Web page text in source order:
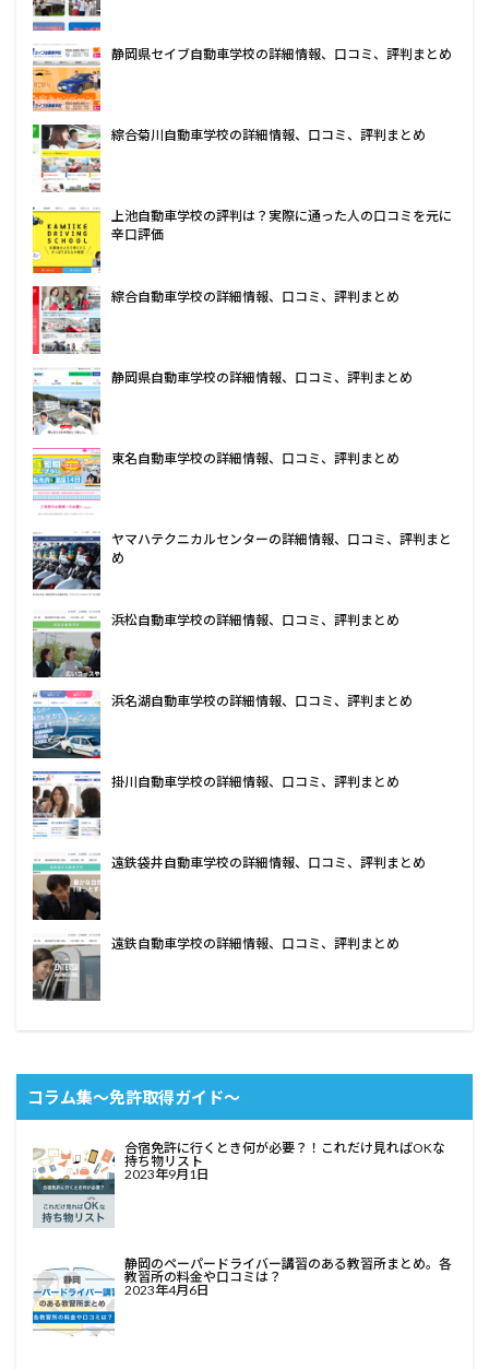
静岡県セイブ自動車学校の詳細情報、口コミ、評判まとめ
綜合菊川自動車学校の詳細情報、口コミ、評判まとめ
上池自動車学校の評判は？実際に通った人の口コミを元に
辛口評価
綜合自動車学校の詳細情報、口コミ、評判まとめ
静岡県自動車学校の詳細情報、口コミ、評判まとめ
東名自動車学校の詳細情報、口コミ、評判まとめ
ヤマハテクニカルセンターの詳細情報、口コミ、評判まと
め
浜松自動車学校の詳細情報、口コミ、評判まとめ
浜名湖自動車学校の詳細情報、口コミ、評判まとめ
掛川自動車学校の詳細情報、口コミ、評判まとめ
遠鉄袋井自動車学校の詳細情報、口コミ、評判まとめ
遠鉄自動車学校の詳細情報、口コミ、評判まとめ
コラム集〜免許取得ガイド〜
合宿免許に行くとき何が必要？！これだけ見ればOKな
持ち物リスト
2023年9月1日
静岡のペーパードライバー講習のある教習所まとめ。各
教習所の料金や口コミは？
2023年4月6日